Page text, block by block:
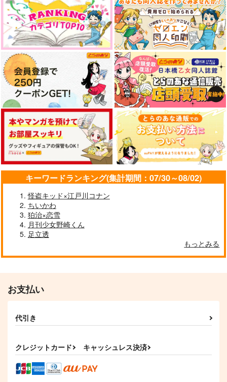
Mermaid Memory
はらへり。
6,287円（税込）
リーチ兄弟×アズール
サンプル
作品詳細
アズイドづくし
お化け屋敷
330円（税込）
アズール×リーチ兄弟
サンプル
作品詳細
はかばかしきしたい
扉を開けて
330 円（税込）
アズール×リーチ兄弟
サンプル
作品詳細
Best partner
はらへり。
リーチ兄弟×アズール
サンプル
作品詳細
シラカンバラリ
アズール×イデア
サンプル
キーワードランキング(集計期間：07/30～08/02)
怪盗キッド×江戸川コナン
ちいかわ
狛治×恋雪
月刊少女野崎くん
足立透
もっとみる
お支払い
代引き
クレジットカード キャッシュレス決済